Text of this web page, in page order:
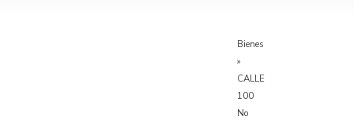
Bienes
»
CALLE
100
No